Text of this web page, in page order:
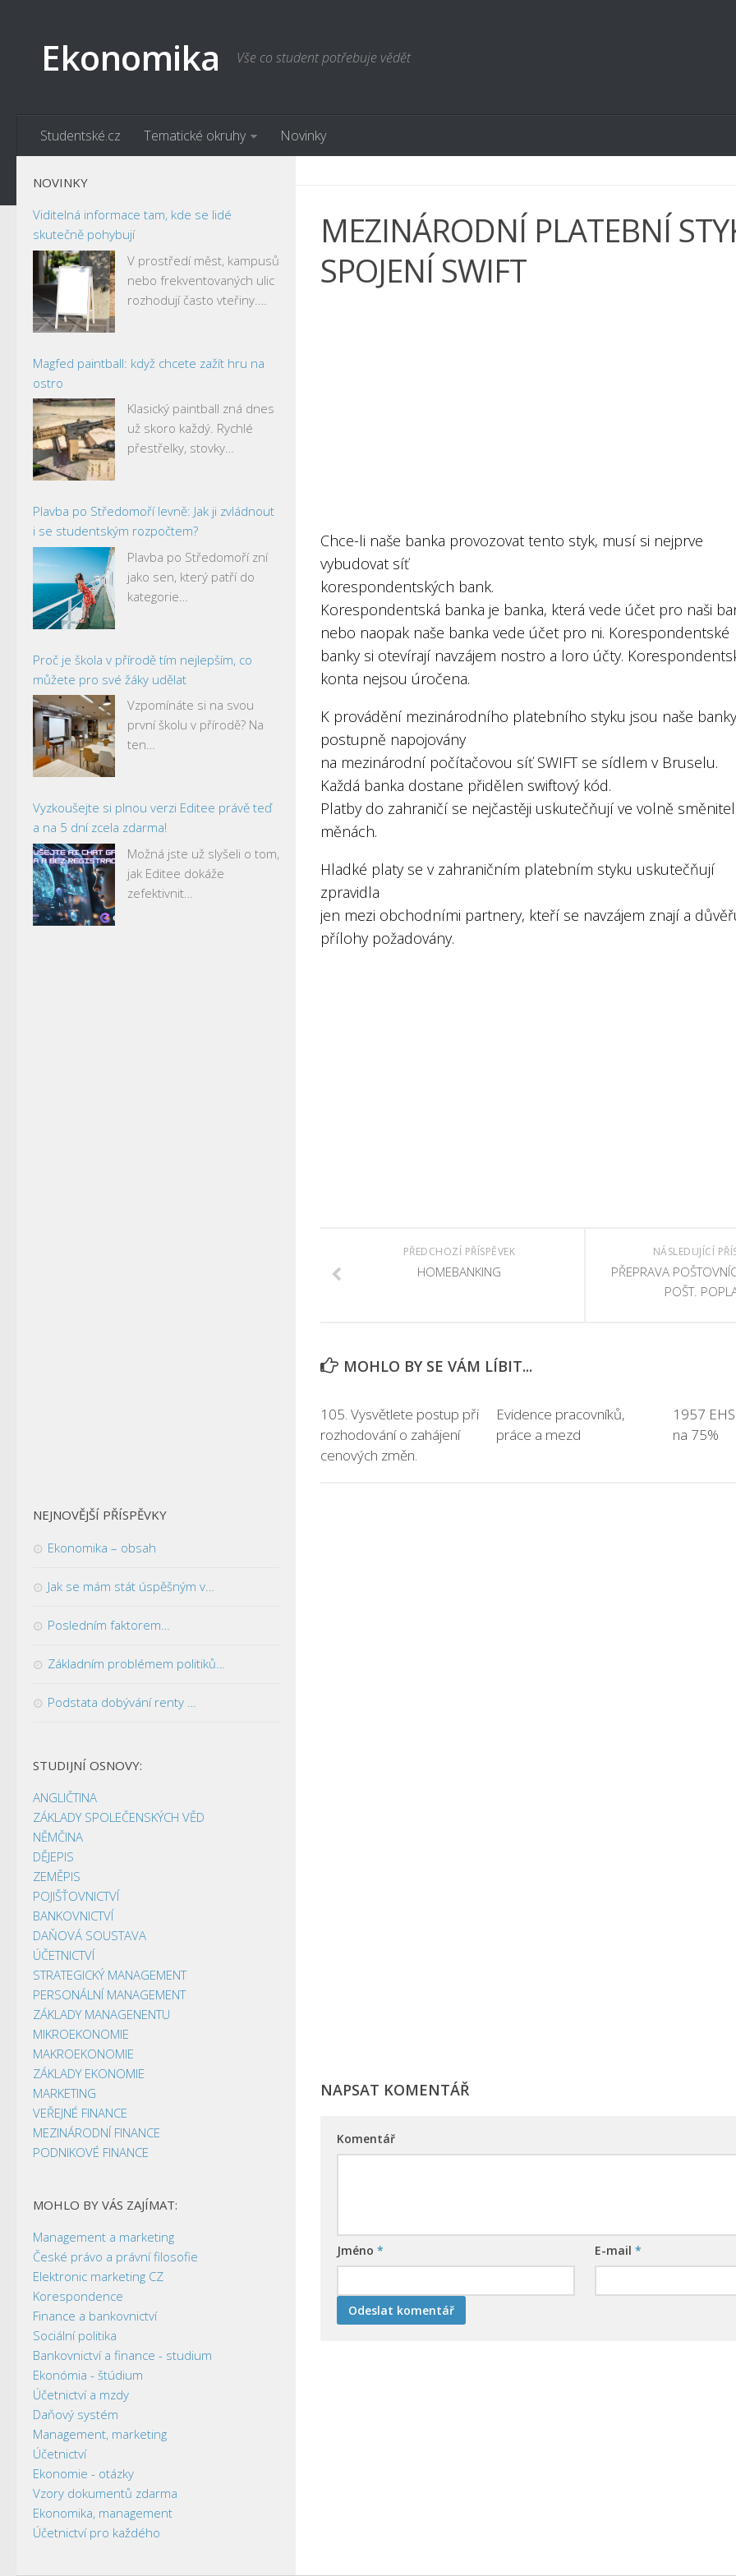
Ekonomika Vše co student potřebuje vědět
Studentské.cz Tematické okruhy Novinky
MEZINÁRODNÍ PLATEBNÍ
SPOJENÍ SWIFT
Chce-li naše banka provozovat tento styk, musí si nejprve
vybudovat síť
korespondentských bank.
Korespondentská banka je banka, která vede účet pro naši
nebo naopak naše banka vede účet pro ni. Korespondentské
banky si otevírají navzájem nostro a loro účty.
konta nejsou úročena.
K provádění mezinárodního platebního styku jsou naše banky
postupně napojovány
na mezinárodní počítačovou síť SWIFT se sídlem v Bruselu.
Každá banka dostane přidělen swiftový kód.
Platby do zahraničí se nejčastěji uskutečňují ve volně
měnách.
Hladké platy se v zahraničním platebním styku uskutečňují
zpravidla
jen mezi obchodními partnery, kteří se navzájem znají a
přílohy požadovány.
NÁSLEDUJÍCÍ
PŘEPRAVA
POŠT.
PŘEDCHOZÍ PŘÍSPĚVEK
HOMEBANKING
MOHLO BY SE VÁM LÍBIT...
105. Vysvětlete postup při
rozhodování o zahájení
cenových změn.
Evidence pracovníků,
práce a mezd
1957
na 75%
NAPSAT KOMENTÁŘ
Komentář
Jméno * E-mail*
NOVINKY
Viditelná informace tam, kde se lidé
skutečně pohybují
V prostředí měst, kampusů
nebo frekventovaných ulic
rozhodují často vteřiny.…
Magfed paintball: když chcete zažít hru na
ostro
Klasický paintball zná dnes
už skoro každý. Rychlé
přestřelky, stovky…
Plavba po Středomoří levně: Jak ji zvládnout
i se studentským rozpočtem?
Plavba po Středomoří zní
jako sen, který patří do
kategorie…
Proč je škola v přírodě tím nejlepším, co
můžete pro své žáky udělat
Vzpomínáte si na svou
první školu v přírodě? Na
ten…
Vyzkoušejte si plnou verzi Editee právě teď
a na 5 dní zcela zdarma!
Možná jste už slyšeli o tom,
jak Editee dokáže
zefektivnit…
NEJNOVĚJŠÍ PŘÍSPĚVKY
Ekonomika – obsah
Jak se mám stát úspěšným v…
Posledním faktorem…
Základním problémem politiků…
Podstata dobývání renty …
STUDIJNÍ OSNOVY:
ANGLIČTINA
ZÁKLADY SPOLEČENSKÝCH VĚD
NĚMČINA
DĚJEPIS
ZEMĚPIS
POJIŠŤOVNICTVÍ
BANKOVNICTVÍ
DAŇOVÁ SOUSTAVA
ÚČETNICTVÍ
STRATEGICKÝ MANAGEMENT
PERSONÁLNÍ MANAGEMENT
ZÁKLADY MANAGENENTU
MIKROEKONOMIE
MAKROEKONOMIE
ZÁKLADY EKONOMIE
MARKETING
VEŘEJNÉ FINANCE
MEZINÁRODNÍ FINANCE
PODNIKOVÉ FINANCE
MOHLO BY VÁS ZAJÍMAT:
Management a marketing
České právo a právní filosofie
Elektronic marketing CZ
Korespondence
Finance a bankovnictví
Sociální politika
Bankovnictví a finance - studium
Ekonómia - štúdium
Účetnictví a mzdy
Daňový systém
Management, marketing
Účetnictví
Ekonomie - otázky
Vzory dokumentů zdarma
Ekonomika, management
Účetnictví pro každého